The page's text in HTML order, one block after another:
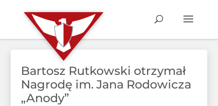
Bartosz Rutkowski otrzymał
Nagrodę im. Jana Rodowicza
„Anody”